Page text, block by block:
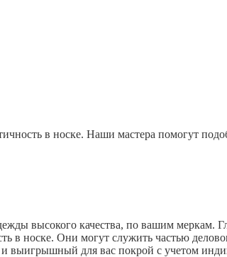
в носке. Наши мастера помогут
высокого качества, по вашим меркам.
в носке. Они могут служить частью
выигрышный для вас покрой с учетом